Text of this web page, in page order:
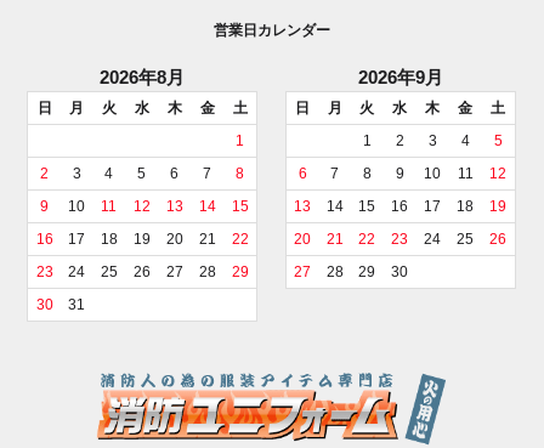
営業日カレンダー
2026年8月
日 月 火 水 木 金
土
1
2
3 4 5 6 7
8
9
10 11 12 13 14
15
16
17 18 19 20 21
22
23
24 25 26 27 28
29
30
31
2026年9月
日 月 火 水 木 金
土
1
2 3 4
5
6
7 8 9 10 11
12
13
14 15 16 17 18
19
20
21 22 23 24 25
26
27
28 29 30